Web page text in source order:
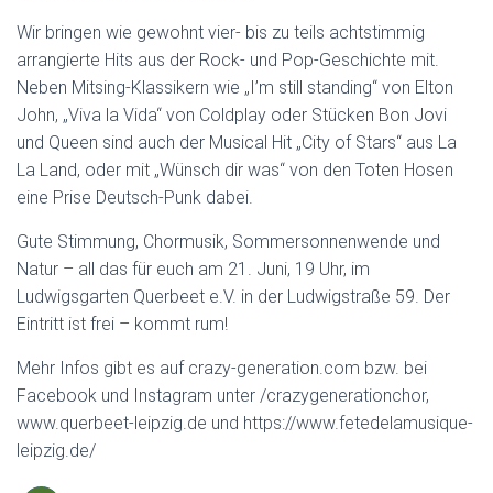
Wir bringen wie gewohnt vier- bis zu teils achtstimmig
arrangierte Hits aus der Rock- und Pop-Geschichte mit.
Neben Mitsing-Klassikern wie „I’m still standing“ von Elton
John, „Viva la Vida“ von Coldplay oder Stücken Bon Jovi
und Queen sind auch der Musical Hit „City of Stars“ aus La
La Land, oder mit „Wünsch dir was“ von den Toten Hosen
eine Prise Deutsch-Punk dabei.
Gute Stimmung, Chormusik, Sommersonnenwende und
Natur – all das für euch am 21. Juni, 19 Uhr, im
Ludwigsgarten Querbeet e.V. in der Ludwigstraße 59. Der
Eintritt ist frei – kommt rum!
Mehr Infos gibt es auf crazy-generation.com bzw. bei
Facebook und Instagram unter /crazygenerationchor,
www.querbeet-leipzig.de und https://www.fetedelamusique-
leipzig.de/